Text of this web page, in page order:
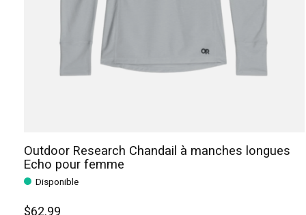
Outdoor Research Chandail à manches longues
Echo pour femme
Disponible